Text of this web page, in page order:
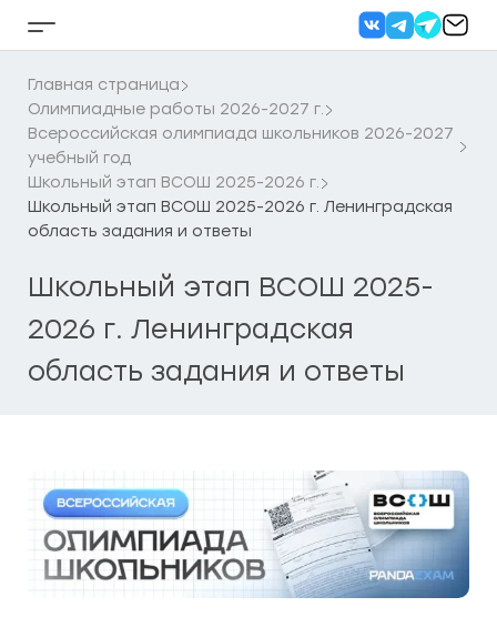
Кнопка
бокового
меню
Главная страница
Олимпиадные работы 2026-2027 г.
Всероссийская олимпиада школьников 2026-2027
учебный год
Школьный этап ВСОШ 2025-2026 г.
Школьный этап ВСОШ 2025-2026 г. Ленинградская
область задания и ответы
Школьный этап ВСОШ 2025-
2026 г. Ленинградская
область задания и ответы